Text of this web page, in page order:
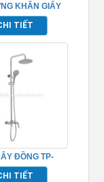
KHĂN GIẤY
TIẾT
ĐỒNG TP-
652014
TIẾT